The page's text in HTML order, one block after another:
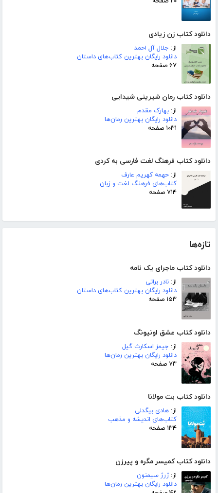
دانلود کتاب زن زیادی
از: جلال آل احمد
دانلود رایگان بهترین کتاب‌های داستان
۶۷ صفحه
دانلود کتاب رمان شیرینی شیدایی
از: بهارک مقدم
دانلود رایگان بهترین رمان‌ها
۱۰۳۱ صفحه
دانلود کتاب فرهنگ لغت فارسی به کردی
از: حهمه کهریم عارف
کتاب‌های فرهنگ لغت و زبان
۷۱۴ صفحه
تازه‌ها
دانلود کتاب ماجرای یک نامه
از: نادر براتی
دانلود رایگان بهترین کتاب‌های داستان
۱۵۳ صفحه
دانلود کتاب عشق اونیونگ
از: جیمز اسکارث گیل
دانلود رایگان بهترین رمان‌ها
۷۳ صفحه
دانلود کتاب بت مولانا
از: هادی بیگدلی
کتاب‌های اندیشه و مذهب
۱۳۴ صفحه
دانلود کتاب کمیسر مگره و پیرزن
از:ژرژ سیمنون
دانلود رایگان بهترین رمان‌ها